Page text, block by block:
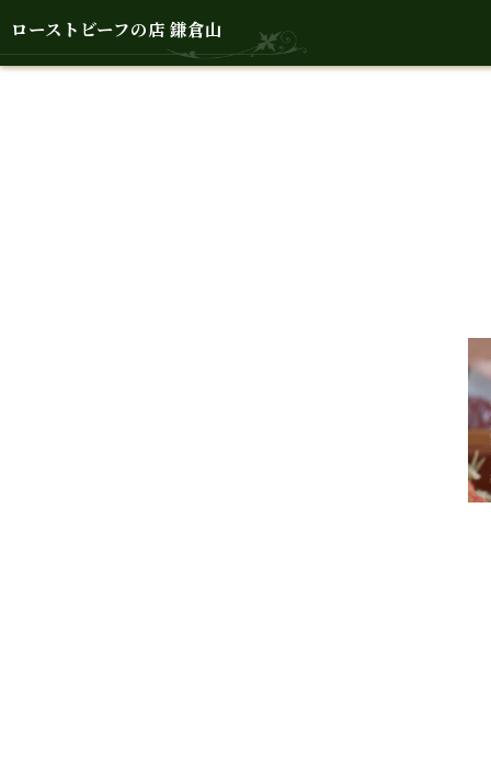
ローストビーフの店 鎌倉山